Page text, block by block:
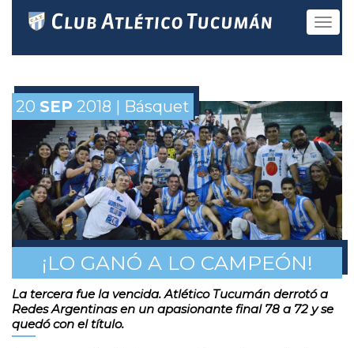
Toggle
20 SEP 2018 | Básquet
¡LO GANÓ A LO CAMPEÓN!
La tercera fue la vencida. Atlético Tucumán derrotó a
Redes Argentinas en un apasionante final 78 a 72 y se
quedó con el título.